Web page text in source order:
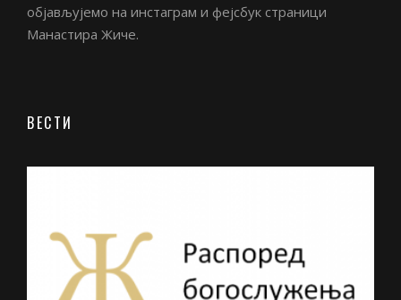
објављујемо на инстаграм и фејсбук страници
Манастира Жиче.
ВЕСТИ